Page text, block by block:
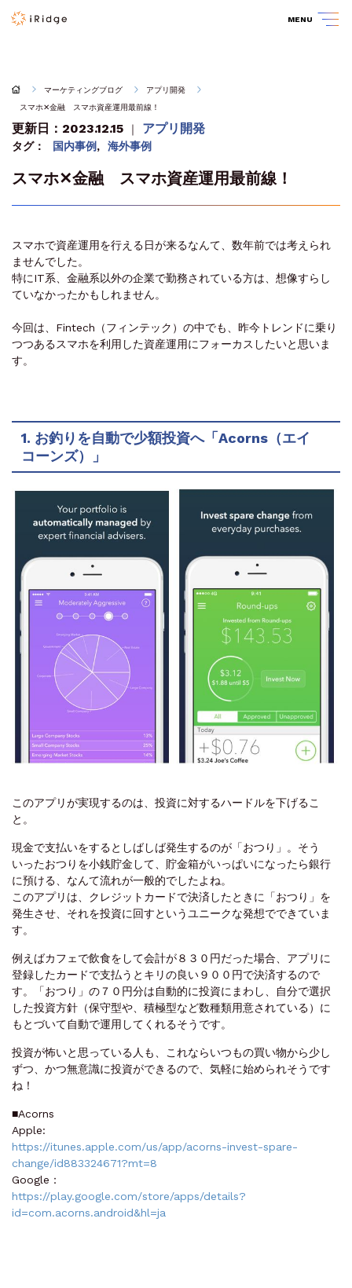
MENU
マーケティングブログ
アプリ開発
スマホ✕金融 スマホ資産運用最前線！
更新日：2023.12.15 ｜ アプリ開発
タグ： 国内事例, 海外事例
スマホ✕金融 スマホ資産運用最前線！
スマホで資産運用を行える日が来るなんて、数年前では考えられ
ませんでした。
特にIT系、金融系以外の企業で勤務されている方は、想像すらし
ていなかったかもしれません。
今回は、Fintech（フィンテック）の中でも、昨今トレンドに乗り
つつあるスマホを利用した資産運用にフォーカスしたいと思いま
す。
1. お釣りを自動で少額投資へ「Acorns（エイ
コーンズ）」
このアプリが実現するのは、投資に対するハードルを下げるこ
と。
現金で支払いをするとしばしば発生するのが「おつり」。そう
いったおつりを小銭貯金して、貯金箱がいっぱいになったら銀行
に預ける、なんて流れが一般的でしたよね。
このアプリは、クレジットカードで決済したときに「おつり」を
発生させ、それを投資に回すというユニークな発想でできていま
す。
例えばカフェで飲食をして会計が８３０円だった場合、アプリに
登録したカードで支払うとキリの良い９００円で決済するので
す。「おつり」の７０円分は自動的に投資にまわし、自分で選択
した投資方針（保守型や、積極型など数種類用意されている）に
もとづいて自動で運用してくれるそうです。
投資が怖いと思っている人も、これならいつもの買い物から少し
ずつ、かつ無意識に投資ができるので、気軽に始められそうです
ね！
■Acorns
Apple:
https://itunes.apple.com/us/app/acorns-invest-spare-
change/id883324671?mt=8
Google：
https://play.google.com/store/apps/details?
id=com.acorns.android&hl=ja